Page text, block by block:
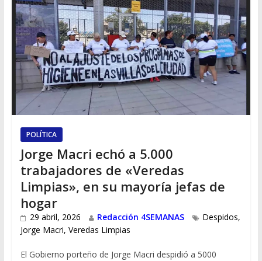
POLÍTICA
Jorge Macri echó a 5.000
trabajadores de «Veredas
Limpias», en su mayoría jefas de
hogar
29 abril, 2026 Redacción 4SEMANAS Despidos,
Jorge Macri, Veredas Limpias
El Gobierno porteño de Jorge Macri despidió a 5000